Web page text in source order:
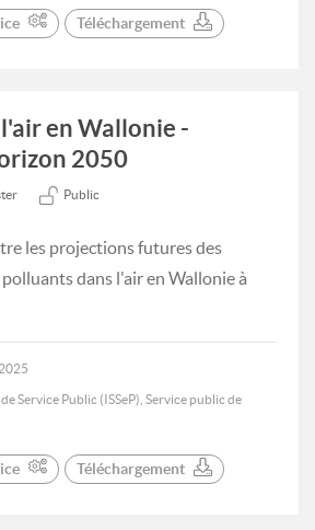
Téléchargement
en Wallonie -
2050
Public
les projections futures des
dans l'air en Wallonie à
Service Public (ISSeP), Service public de
Téléchargement